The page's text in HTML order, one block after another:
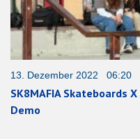
13. Dezember 2022 06:20
SK8MAFIA Skateboards
Demo